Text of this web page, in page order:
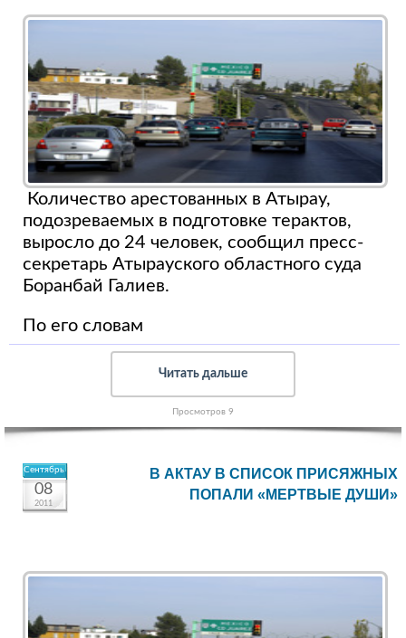
Количество арестованных в Атырау,
подозреваемых в подготовке терактов,
выросло до 24 человек, сообщил пресс-
секретарь Атырауского областного суда
Боранбай Галиев.
По его словам
Читать дальше
Просмотров 9
Сентябрь
08
2011
В АКТАУ В СПИСОК ПРИСЯЖНЫХ
ПОПАЛИ «МЕРТВЫЕ ДУШИ»